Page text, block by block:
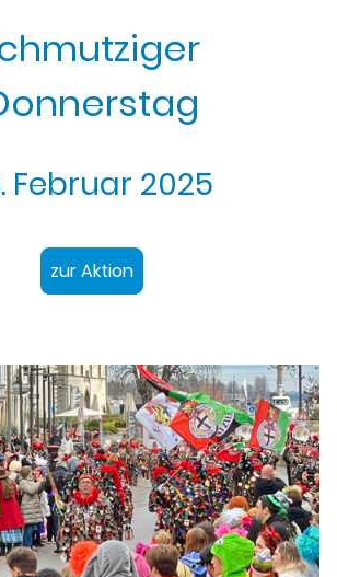
Februar 2025
zur Aktion